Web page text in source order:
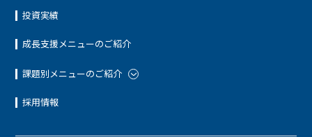
投資実績
成長支援メニューのご紹介
課題別メニューのご紹介
採用情報